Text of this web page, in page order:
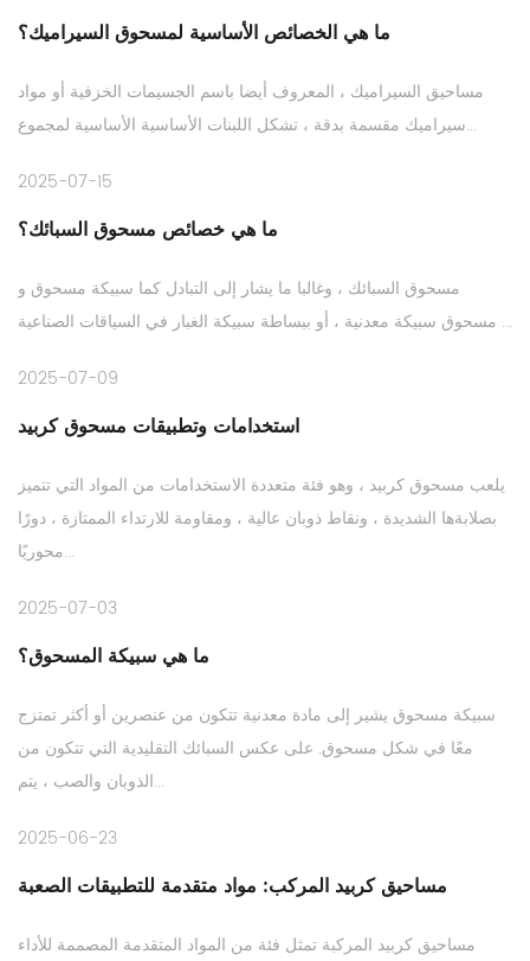
ما هي الخصائص الأساسية لمسحوق السيراميك؟
مساحيق السيراميك ، المعروف أيضا باسم الجسيمات الخزفية أو مواد
سيراميك مقسمة بدقة ، تشكل اللبنات الأساسية الأساسية لمجموع...
2025-07-15
ما هي خصائص مسحوق السبائك؟
مسحوق السبائك ، وغالبا ما يشار إلى التبادل كما سبيكة مسحوق و
مسحوق سبيكة معدنية ، أو ببساطة سبيكة الغبار في السياقات الصناعية ...
2025-07-09
استخدامات وتطبيقات مسحوق كربيد
يلعب مسحوق كربيد ، وهو فئة متعددة الاستخدامات من المواد التي تتميز
بصلابةها الشديدة ، ونقاط ذوبان عالية ، ومقاومة للارتداء الممتازة ، دورًا
محوريًا...
2025-07-03
ما هي سبيكة المسحوق؟
سبيكة مسحوق يشير إلى مادة معدنية تتكون من عنصرين أو أكثر تمتزج
معًا في شكل مسحوق. على عكس السبائك التقليدية التي تتكون من
الذوبان والصب ، يتم...
2025-06-23
مساحيق كربيد المركب: مواد متقدمة للتطبيقات الصعبة
مساحيق كربيد المركبة تمثل فئة من المواد المتقدمة المصممة للأداء